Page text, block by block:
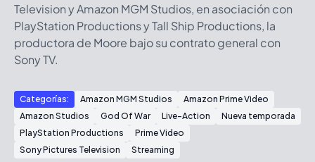
Television y Amazon MGM Studios, en asociación con
PlayStation Productions y Tall Ship Productions, la
productora de Moore bajo su contrato general con
Sony TV.
Categorías: Amazon MGM Studios
Amazon Prime Video
Amazon Studios
God Of War Live-Action
Nueva temporada
PlayStation Productions
Prime Video
Sony Pictures Television
Streaming